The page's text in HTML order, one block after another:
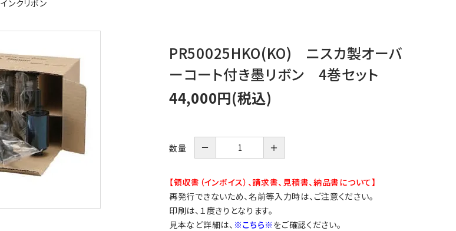
インクリボン
PR50025HKO(KO) ニスカ製オーバ
ーコート付き墨リボン 4巻セット
44,000円(税込)
数量 － ＋
【領収書（インボイス）、請求書、見積書、納品書について】
再発行できないため、名前等入力時は、ご注意ください。
印刷は、１度きりとなります。
見本など詳細は、 ※こちら※ をご確認ください。